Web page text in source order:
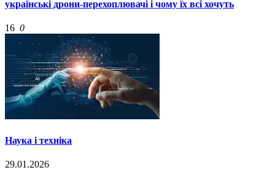
українські дрони-перехоплювачі і чому їх всі хочуть
16 0
Наука і техніка
29.01.2026